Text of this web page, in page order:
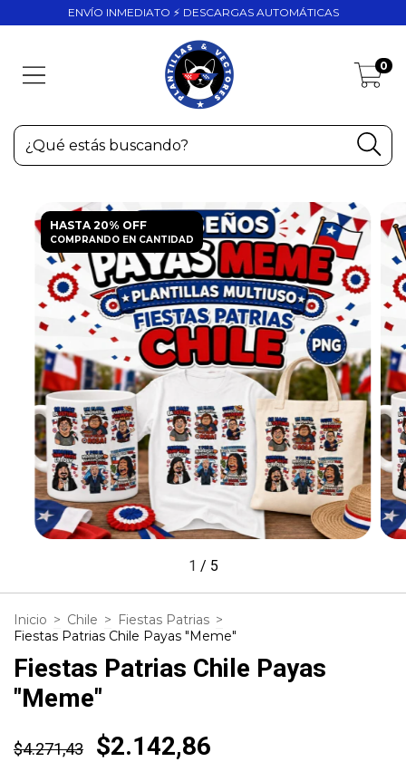
ENVÍO INMEDIATO ⚡ DESCARGAS AUTOMÁTICAS
0
HASTA 20% OFF
COMPRANDO EN CANTIDAD
1 / 5
Inicio > Chile > Fiestas Patrias >
Fiestas Patrias Chile Payas "Meme"
Fiestas Patrias Chile Payas
"Meme"
$4.271,43 $2.142,86